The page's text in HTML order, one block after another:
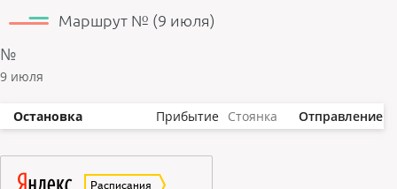
Маршрут № (9 июля)
№
9 июля
Остановка Прибытие Стоянка Отправление